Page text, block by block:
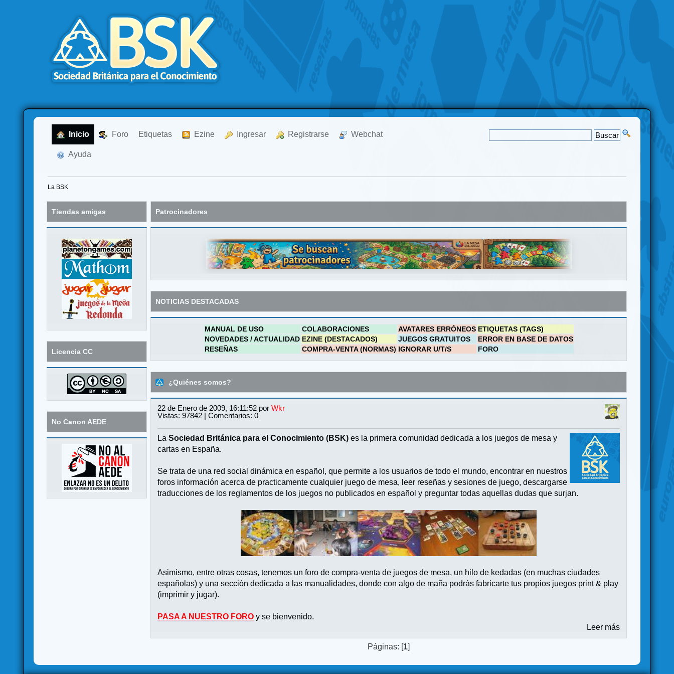
Inicio Foro Etiquetas Ezine Ingresar Registrarse Webchat
Ayuda
La BSK
Tiendas amigas
Licencia CC
No Canon AEDE
Patrocinadores
NOTICIAS DESTACADAS
MANUAL DE USO COLABORACIONES AVATARES ERRÓNEOS ETIQUETAS (TAGS)
NOVEDADES / ACTUALIDAD EZINE (DESTACADOS) JUEGOS GRATUITOS
ERROR EN BASE DE DATOS
RESEÑAS
COMPRA-VENTA (NORMAS) IGNORAR U/T/S FORO
¿Quiénes somos?
22 de Enero de 2009, 16:11:52 por Wkr
Vistas: 97842 | Comentarios: 0
La Sociedad Británica para el Conocimiento (BSK) es la primera comunidad dedicada a los juegos de mesa y
cartas en España.
Se trata de una red social dinámica en español, que permite a los usuarios de todo el mundo, encontrar en nuestros
foros información acerca de practicamente cualquier juego de mesa, leer reseñas y sesiones de juego, descargarse
traducciones de los reglamentos de los juegos no publicados en español y preguntar todas aquellas dudas que surjan.
Asimismo, entre otras cosas, tenemos un foro de compra-venta de juegos de mesa, un hilo de kedadas (en muchas ciudades
españolas) y una sección dedicada a las manualidades, donde con algo de maña podrás fabricarte tus propios juegos print & play
(imprimir y jugar).
PASA A NUESTRO FORO y se bienvenido.
Leer más
Páginas: [1]